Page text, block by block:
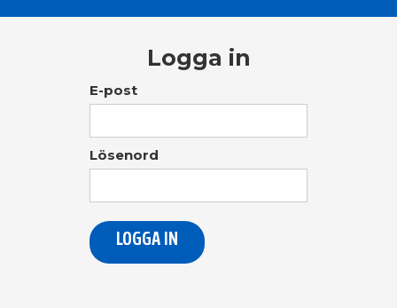
Logga in
E-post
Lösenord